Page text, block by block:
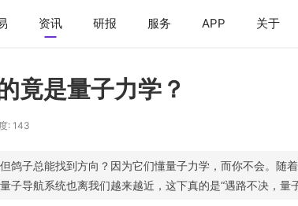
资讯 研报 服务 APP 关于
竟是量子力学？
: 143
鸽子总能找到方向？因为它们懂量子力学，而你不会。随
子导航系统也离我们越来越近，这下真的是“遇路不决，量子